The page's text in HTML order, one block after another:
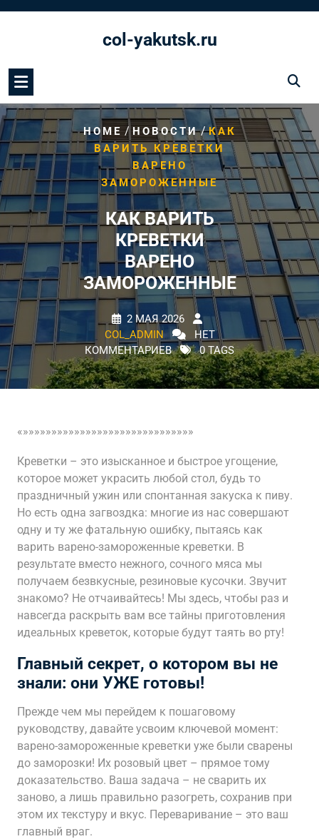
col-yakutsk.ru
HOME/НОВОСТИ/КАК
ВАРИТЬ КРЕВЕТКИ
ВАРЕНО
ЗАМОРОЖЕННЫЕ
КАК ВАРИТЬ
КРЕВЕТКИ
ВАРЕНО
ЗАМОРОЖЕННЫЕ
2 МАЯ 2026
COL_ADMIN
НЕТ
КОММЕНТАРИЕВ
0 TAGS
«»»»»»»»»»»»»»»»»»»»»»»»»»»»»»»
Креветки – это изысканное и быстрое угощение,
которое может украсить любой стол, будь то
праздничный ужин или спонтанная закуска к пиву.
Но есть одна загвоздка: многие из нас совершают
одну и ту же фатальную ошибку, пытаясь как
варить варено-замороженные креветки. В
результате вместо нежного, сочного мяса мы
получаем безвкусные, резиновые кусочки. Звучит
знакомо? Не отчаивайтесь! Мы здесь, чтобы раз и
навсегда раскрыть вам все тайны приготовления
идеальных креветок, которые будут таять во рту!
Главный секрет, о котором вы не
знали: они УЖЕ готовы!
Прежде чем мы перейдем к пошаговому
руководству, давайте усвоим ключевой момент:
варено-замороженные креветки уже были сварены
до заморозки! Их розовый цвет – прямое тому
доказательство. Ваша задача – не сварить их
заново, а лишь правильно разогреть, сохранив при
этом их текстуру и вкус. Переваривание – это ваш
главный враг.